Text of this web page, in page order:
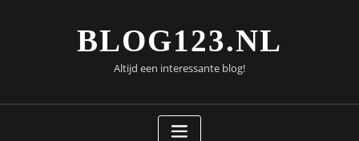
BLOG123.NL
Altijd een interessante blog!